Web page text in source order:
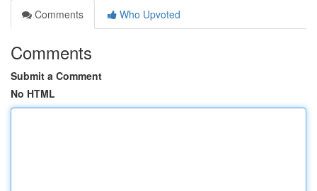
Comments
Who Upvoted
Comments
Submit a Comment
No HTML